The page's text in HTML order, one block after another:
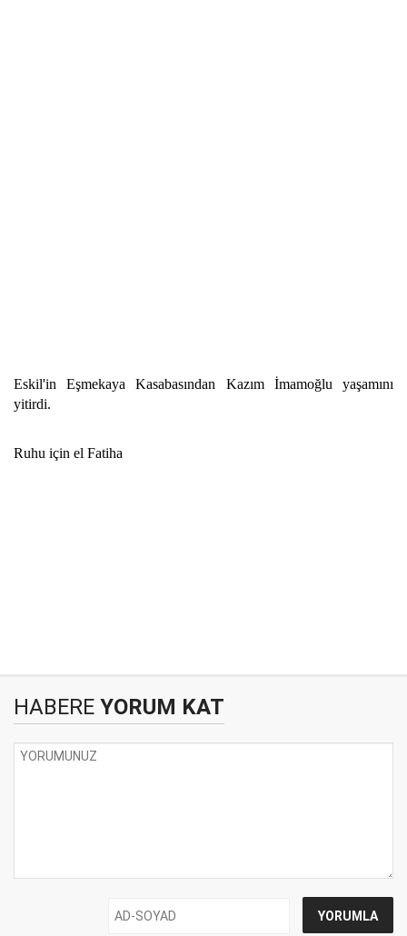
Eskil'in Eşmekaya Kasabasından Kazım İmamoğlu yaşamını
yitirdi.
Ruhu için el Fatiha
HABERE YORUM KAT